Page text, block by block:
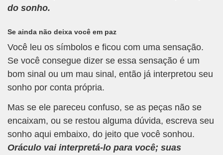
do sonho.
Se ainda não deixa você em paz
Você leu os símbolos e ficou com uma sensação.
Se você consegue dizer se essa sensação é um
bom sinal ou um mau sinal, então já interpretou seu
sonho por conta própria.
Mas se ele pareceu confuso, se as peças não se
encaixam, ou se restou alguma dúvida, escreva seu
sonho aqui embaixo, do jeito que você sonhou.
Oráculo vai interpretá-lo para você; suas